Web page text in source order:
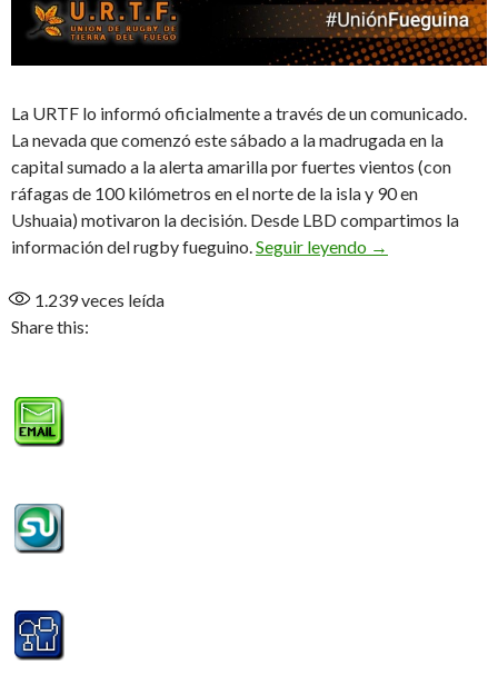
La URTF lo informó oficialmente a través de un comunicado.
La nevada que comenzó este sábado a la madrugada en la
capital sumado a la alerta amarilla por fuertes vientos (con
ráfagas de 100 kilómetros en el norte de la isla y 90 en
Ushuaia) motivaron la decisión. Desde LBD compartimos la
información del rugby fueguino.Seguir leyendo El viento y la
→
1.239veces leída
Share this: